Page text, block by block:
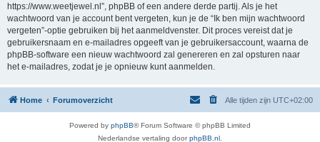
https://www.weetjewel.nl”, phpBB of een andere derde partij. Als je het
wachtwoord van je account bent vergeten, kun je de “Ik ben mijn wachtwoord
vergeten”-optie gebruiken bij het aanmeldvenster. Dit proces vereist dat je
gebruikersnaam en e-mailadres opgeeft van je gebruikersaccount, waarna de
phpBB-software een nieuw wachtwoord zal genereren en zal opsturen naar
het e-mailadres, zodat je je opnieuw kunt aanmelden.
Home Forumoverzicht Alle tijden zijn UTC+02:00
Powered by phpBB® Forum Software © phpBB Limited
Nederlandse vertaling doorphpBB.nl